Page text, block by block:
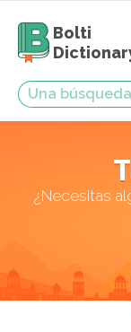
Bolti
¿Necesitas